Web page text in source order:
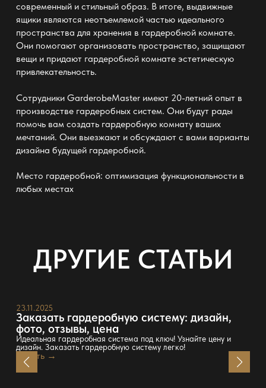
современный и стильный образ. В итоге, выдвижные
ящики являются неотъемлемой частью идеального
пространства для хранения в гардеробной комнате.
Они помогают организовать пространство, защищают
вещи и придают гардеробной комнатеэстетическую
привлекательность.
Сотрудники GarderobeMaster имеют 20-летний опыт в
производстве гардеробныхсистем. Они будут рады
помочь вам создать гардеробную комнатуваших
мечтаний. Они выезжают и обсуждают с вами варианты
дизайна будущей гардеробной.
Место гардеробной: оптимизация функциональности в
любых местах
ДРУГИЕ СТАТЬИ
23.11.2025
Заказать гардеробную систему: дизайн,
фото, отзывы, цена
Идеальная гардеробная система под ключ! Узнайте цену и
дизайн. Заказать гардеробную систему легко!
Читать →